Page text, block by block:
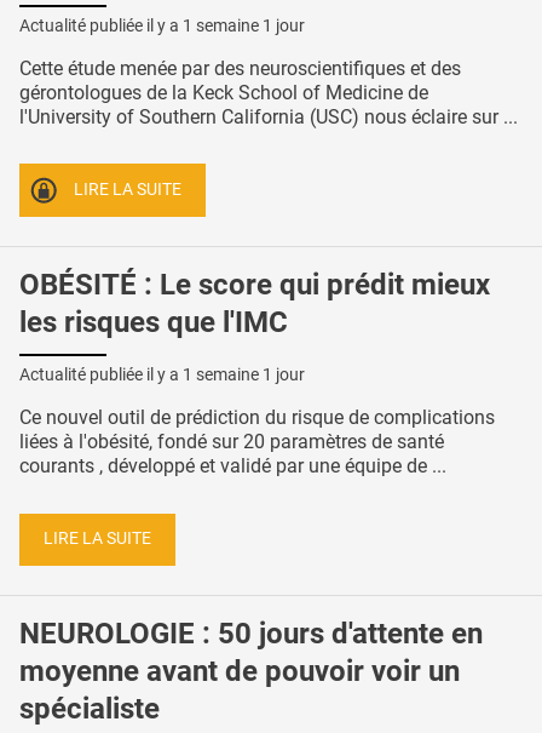
Actualité publiée il y a 1 semaine 1 jour
Cette étude menée par des neuroscientifiques et des
gérontologues de la Keck School of Medicine de
l'University of Southern California (USC) nous éclaire sur ...
LIRE LA SUITE
OBÉSITÉ : Le score qui prédit mieux
les risques que l'IMC
Actualité publiée il y a 1 semaine 1 jour
Ce nouvel outil de prédiction du risque de complications
liées à l'obésité, fondé sur 20 paramètres de santé
courants , développé et validé par une équipe de ...
LIRE LA SUITE
NEUROLOGIE : 50 jours d'attente en
moyenne avant de pouvoir voir un
spécialiste